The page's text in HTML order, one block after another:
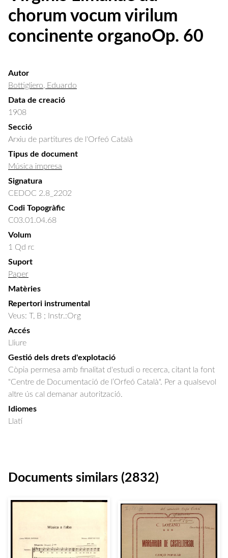
chorum vocum virilum
concinente organoOp. 60
Autor
Bottigliero, Eduardo
Data de creació
1908
Secció
Arxiu de partitures de l'Orfeó Català
Tipus de document
Música impresa
Signatura
CEDOC 2.8_2202
Codi Topogràfic
C03.01.04.68
Volum
1 Qd rc
Suport
Paper
Matèries
Repertori instrumental
Veus: T, B ; Instr.:Org
Accés
Lliure
Gestió dels drets d'explotació
Còpia permesa amb finalitat d'estudi o recerca, citant la font
"Centre de Documentació de l’Orfeó Català". Per a qualsevol
altre ús cal demanar autorització.
Idiomes
Llatí
Documents similars (2832)